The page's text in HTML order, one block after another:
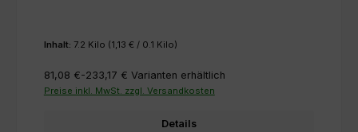
Inhalt: 7.2 Kilo (1,13 € / 0.1 Kilo)
81,08 €-233,17 € Varianten erhältlich
Preise inkl. MwSt. zzgl. Versandkosten
Details